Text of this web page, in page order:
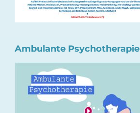
Ambulante Psychotherapie